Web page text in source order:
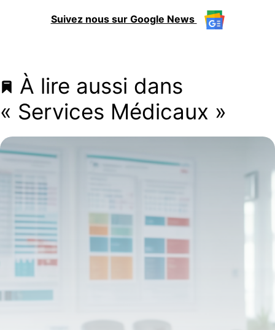
Suivez nous sur Google News
À lire aussi dans
« Services Médicaux »